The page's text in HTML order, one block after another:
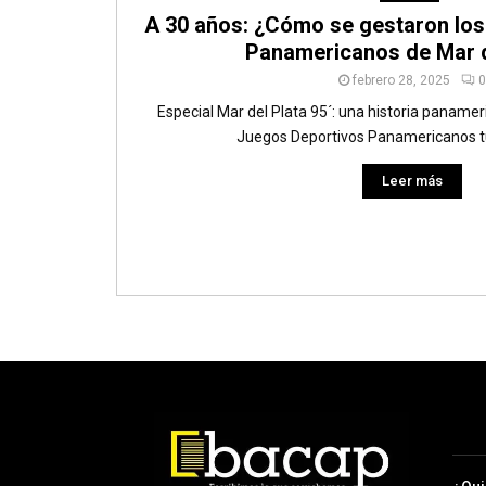
A 30 años: ¿Cómo se gestaron
Panamericanos de Mar
febrero 28, 2025 0
Especial Mar del Plata 95´: una historia
Juegos Deportivos Panamericanos
Leer más